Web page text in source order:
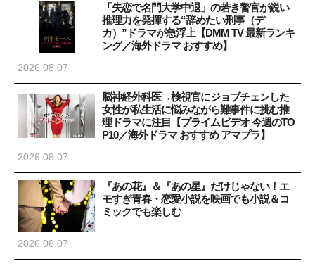
「失恋で名門大学中退」の若き警官が鋭い
推理力を発揮する“辞めたい刑事（デ
カ）”ドラマが急浮上【DMM TV 最新ランキ
ング／海外ドラマ おすすめ】
2026.08.07
脳神経外科医→検視官にジョブチェンした
女性が私生活に悩みながら難事件に挑む推
理ドラマに注目【プライムビデオ 今週のTO
P10／海外ドラマ おすすめ アマプラ】
2026.08.07
『あの花』＆『あの星』だけじゃない！エ
モすぎ青春・恋愛小説を映画でも小説＆コ
ミックでも楽しむ
2026.08.07